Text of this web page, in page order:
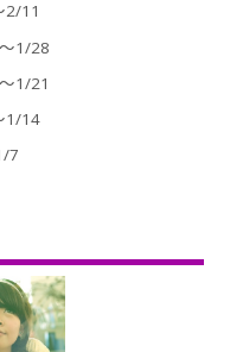
2/11
1/28
1/21
1/14
7